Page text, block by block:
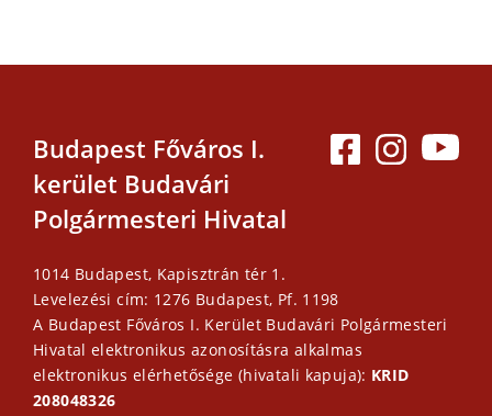
Budapest Főváros I.
kerület Budavári
Polgármesteri Hivatal
1014 Budapest, Kapisztrán tér 1.
Levelezési cím: 1276 Budapest, Pf. 1198
A Budapest Főváros I. Kerület Budavári Polgármesteri
Hivatal elektronikus azonosításra alkalmas
elektronikus elérhetősége (hivatali kapuja): KRID
208048326